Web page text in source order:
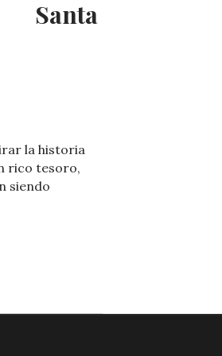
Santa
la historia
rico tesoro,
siendo